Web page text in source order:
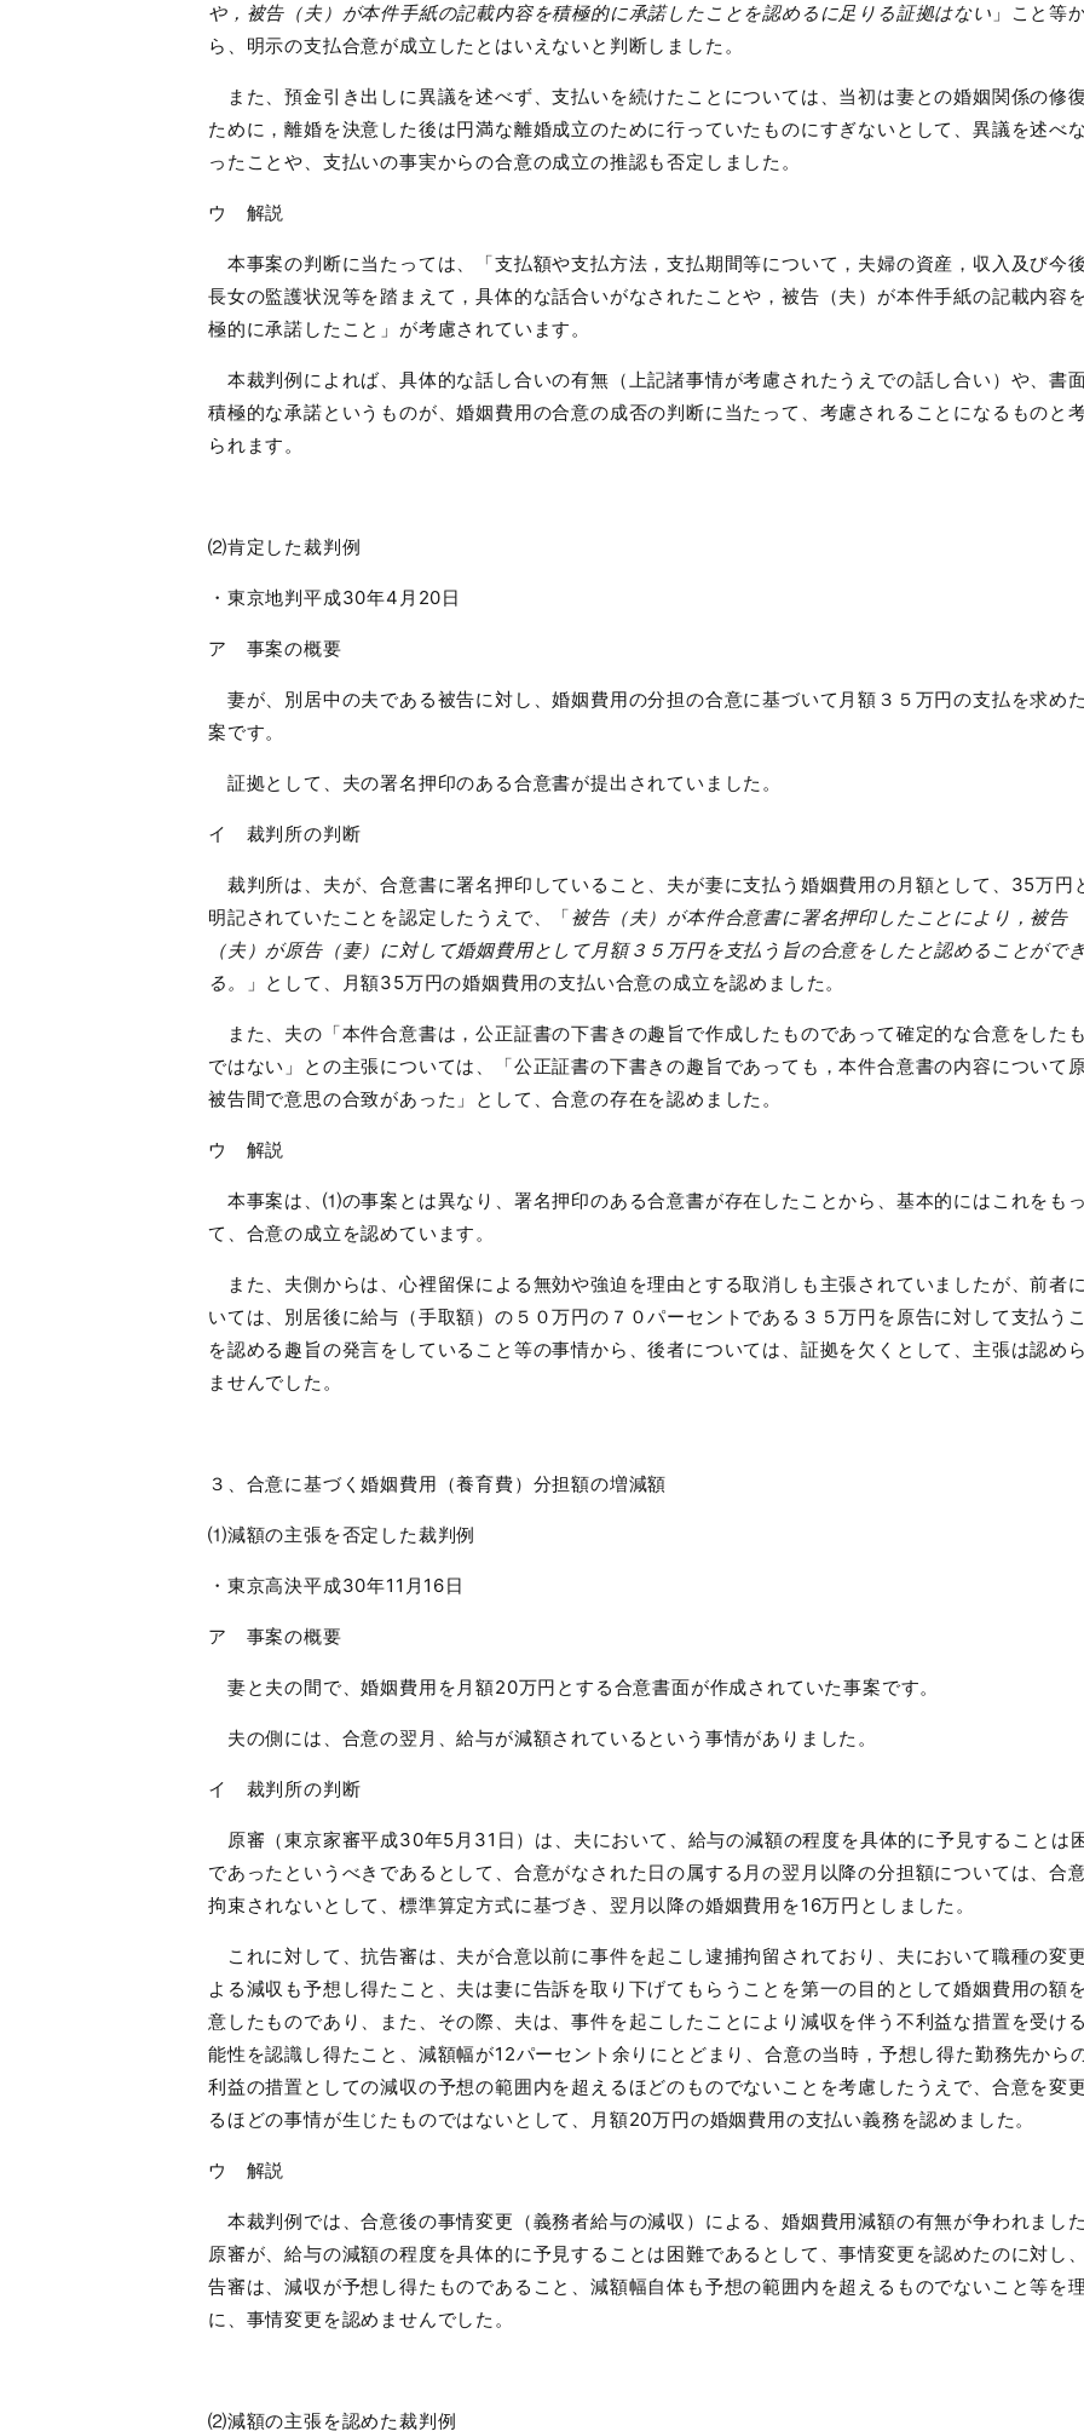
や，被告（夫）が本件手紙の記載内容を積極的に承諾したことを認めるに足りる証拠はない 」こと等
ら、明示の支払合意が成立したとはいえないと判断しました。
また、預金引き出しに異議を述べず、支払いを続けたことについては、当初は妻との婚姻関係の修
ために，離婚を決意した後は円満な離婚成立のために行っていたものにすぎないとして、異議を述べ
ったことや、支払いの事実からの合意の成立の推認も否定しました。
ウ 解説
本事案の判断に当たっては、「支払額や支払方法，支払期間等について，夫婦の資産，収入及び今
長女の監護状況等を踏まえて，具体的な話合いがなされたことや，被告（夫）が本件手紙の記載内容
極的に承諾したこと」が考慮されています。
本裁判例によれば、具体的な話し合いの有無（上記諸事情が考慮されたうえでの話し合い）や、書
積極的な承諾というものが、婚姻費用の合意の成否の判断に当たって、考慮されることになるものと
られます。
⑵肯定した裁判例
・東京地判平成30年4 月 20日
ア 事案の概要
妻が、別居中の夫である被告に対し、婚姻費用の分担の合意に基づいて月額３５万円の支払を求め
案です。
証拠として、夫の署名押印のある合意書が提出されていました。
イ 裁判所の判断
裁判所は、夫が、合意書に署名押印していること、夫が妻に支払う婚姻費用の月額として、 35万円
明記されていたことを認定したうえで、「被告（夫）が本件合意書に署名押印したことにより，被告
（夫）が原告（妻）に対して婚姻費用として月額３５万円を支払う旨の合意をしたと認めることができ
る。
」として、月額35万円の婚姻費用の支払い合意の成立を認めました。
また、夫の「本件合意書は，公正証書の下書きの趣旨で作成したものであって確定的な合意をした
ではない」との主張については、「公正証書の下書きの趣旨であっても，本件合意書の内容について
被告間で意思の合致があった」として、合意の存在を認めました。
ウ 解説
本事案は、⑴の事案とは異なり、署名押印のある合意書が存在したことから、基本的にはこれをもっ
て、合意の成立を認めています。
また、夫側からは、心裡留保による無効や強迫を理由とする取消しも主張されていましたが、前者
いては、別居後に給与（手取額）の５０万円の７０パーセントである３５万円を原告に対して支払う
を認める趣旨の発言をしていること等の事情から、後者については、証拠を欠くとして、主張は認め
ませんでした。
３、合意に基づく婚姻費用（養育費）分担額の増減額
⑴減額の主張を否定した裁判例
・東京高決平成30年11 月 16日
ア 事案の概要
妻と夫の間で、婚姻費用を月額20万円とする合意書面が作成されていた事案です。
夫の側には、合意の翌月、給与が減額されているという事情がありました。
イ 裁判所の判断
原審（東京家審平成30年5 月 31 日）は、夫において、給与の減額の程度を具体的に予見することは
であったというべきであるとして、合意がなされた日の属する月の翌月以降の分担額については、合
拘束されないとして、標準算定方式に基づき、翌月以降の婚姻費用を16万円としました。
これに対して、抗告審は、夫が合意以前に事件を起こし逮捕拘留されており、夫において職種の変
よる減収も予想し得たこと、夫は妻に告訴を取り下げてもらうことを第一の目的として婚姻費用の額
意したものであり、また、その際、夫は、事件を起こしたことにより減収を伴う不利益な措置を受け
能性を認識し得たこと、減額幅が12パーセント余りにとどまり、合意の当時，予想し得た勤務先から
利益の措置としての減収の予想の範囲内を超えるほどのものでないことを考慮したうえで、合意を変
るほどの事情が生じたものではないとして、月額20万円の婚姻費用の支払い義務を認めました。
ウ 解説
本裁判例では、合意後の事情変更（義務者給与の減収）による、婚姻費用減額の有無が争われました
原審が、給与の減額の程度を具体的に予見することは困難であるとして、事情変更を認めたのに対し
告審は、減収が予想し得たものであること、減額幅自体も予想の範囲内を超えるものでないこと等を
に、事情変更を認めませんでした。
⑵減額の主張を認めた裁判例